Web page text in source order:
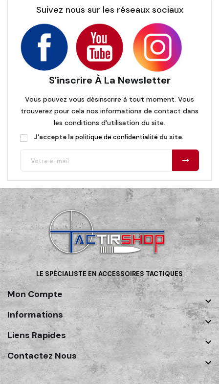
Suivez nous sur les réseaux sociaux
S'inscrire À La Newsletter
Vous pouvez vous désinscrire à tout moment. Vous
trouverez pour cela nos informations de contact dans
les conditions d'utilisation du site.
J'accepte la politique de confidentialité du site.
LE SPÉCIALISTE EN ACCESSOIRES TACTIQUES
Mon Compte

Informations

Liens Rapides

Contactez Nous
